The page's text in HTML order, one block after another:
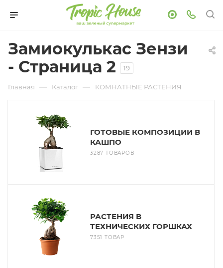
Замиокулькас Зензи
- Страница 2
19
Главная — Каталог — КОМНАТНЫЕ РАСТЕНИЯ
ГОТОВЫЕ КОМПОЗИЦИИ В
КАШПО
3287 ТОВАРОВ
РАСТЕНИЯ В
ТЕХНИЧЕСКИХ ГОРШКАХ
7351 ТОВАР